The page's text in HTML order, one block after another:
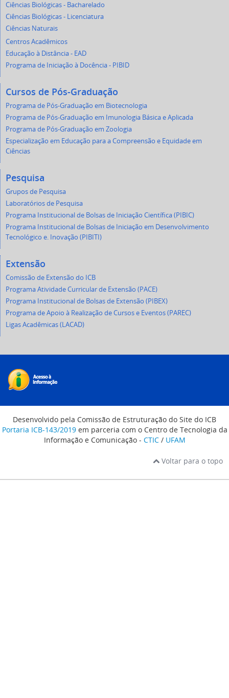
Ciências Biológicas - Bacharelado
Ciências Biológicas - Licenciatura
Ciências Naturais
Centros Acadêmicos
Educação à Distância - EAD
Programa de Iniciação à Docência - PIBID
Cursos de Pós-Graduação
Programa de Pós-Graduação em Biotecnologia
Programa de Pós-Graduação em Imunologia Básica e Aplicada
Programa de Pós-Graduação em Zoologia
Especialização em Educação para a Compreensão e Equidade em
Ciências
Pesquisa
Grupos de Pesquisa
Laboratórios de Pesquisa
Programa Institucional de Bolsas de Iniciação Científica (PIBIC)
Programa Institucional de Bolsas de Iniciação em Desenvolvimento
Tecnológico e. Inovação (PIBITI)
Extensão
Comissão de Extensão do ICB
Programa Atividade Curricular de Extensão (PACE)
Programa Institucional de Bolsas de Extensão (PIBEX)
Programa de Apoio à Realização de Cursos e Eventos (PAREC)
Ligas Acadêmicas (LACAD)
Desenvolvido pela Comissão de Estruturação do Site do ICB
Portaria ICB-143/2019em parceria com o Centro de Tecnologia da
Informação e Comunicação - CTIC/ UFAM
Voltar para o topo